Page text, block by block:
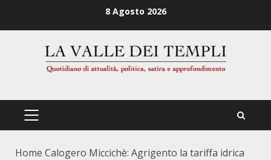
8 Agosto 2026
PRIMÄRES
Home Calogero Miccichè: Agrigento la tariffa idrica